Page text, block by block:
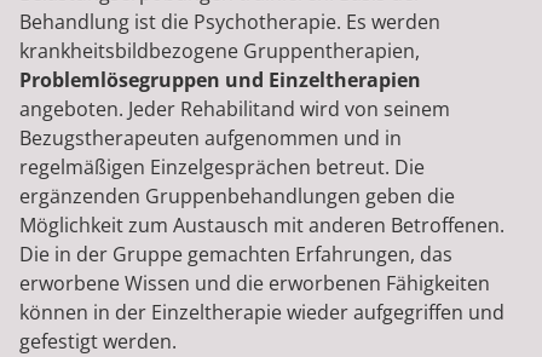
Behandlung ist die Psychotherapie. Es werden
krankheitsbildbezogene Gruppentherapien,
Problemlösegruppen und Einzeltherapien
angeboten. Jeder Rehabilitand wird von seinem
Bezugstherapeuten aufgenommen und in
regelmäßigen Einzelgesprächen betreut. Die
ergänzenden Gruppenbehandlungen geben die
Möglichkeit zum Austausch mit anderen Betroffenen.
Die in der Gruppe gemachten Erfahrungen, das
erworbene Wissen und die erworbenen Fähigkeiten
können in der Einzeltherapie wieder aufgegriffen und
gefestigt werden.